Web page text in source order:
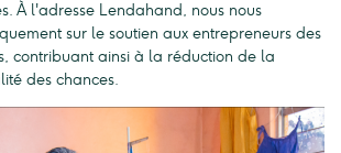
À l'adresse Lendahand, nous nous
sur le soutien aux entrepreneurs des
contribuant ainsi à la réduction de la
des chances.